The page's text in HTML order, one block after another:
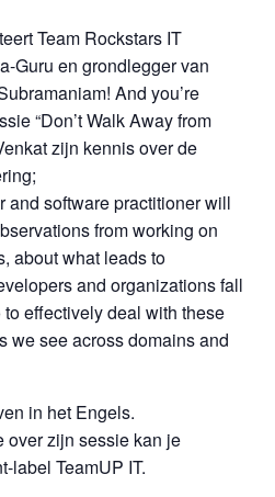
Team Rockstars IT
Guru en grondlegger van
And you’re
“Don’t Walk Away from
zijn kennis over de
and software practitioner will
from working on
about what leads to
and organizations fall
effectively deal with these
we see across domains and
in het Engels.
over zijn sessie kan je
label TeamUP IT.